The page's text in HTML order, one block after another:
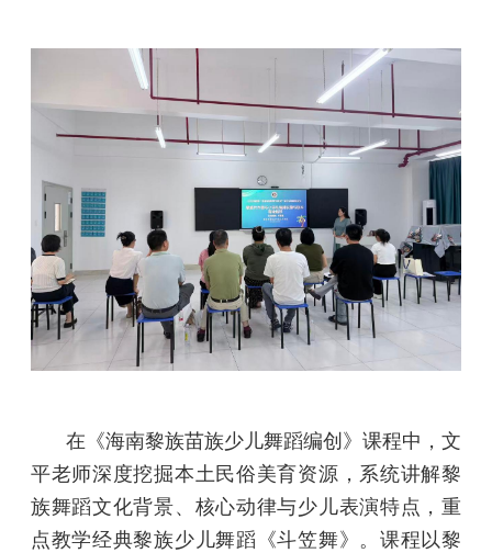
在《海南黎族苗族少儿舞蹈编创》课程中，文
平老师深度挖掘本土民俗美育资源，系统讲解黎
族舞蹈文化背景、核心动律与少儿表演特点，重
点教学经典黎族少儿舞蹈《斗笠舞》。课程以黎